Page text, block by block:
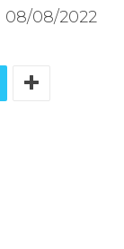
08/08/2022